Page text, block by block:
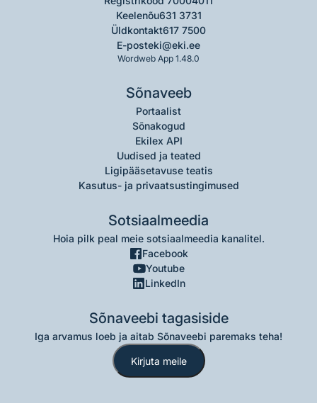
Keelenõu631 3731
Üldkontakt617 7500
E-posteki@eki.ee
Wordweb App 1.48.0
Sõnaveeb
Portaalist
Sõnakogud
Ekilex API
Uudised ja teated
Ligipääsetavuse teatis
Kasutus- ja privaatsustingimused
Sotsiaalmeedia
Hoia pilk peal meie sotsiaalmeedia kanalitel.
Facebook
Youtube
LinkedIn
Sõnaveebi tagasiside
Iga arvamus loeb ja aitab Sõnaveebi paremaks teha!
Kirjuta meile